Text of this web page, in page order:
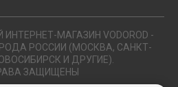
МАГАЗИН VODOROD -
РОССИИ (МОСКВА, САНКТ-
И ДРУГИЕ).
ЗАЩИЩЕНЫ